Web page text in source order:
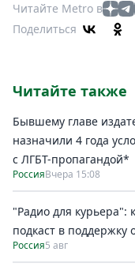
Читайте Metro в
Поделиться
Читайте также
Бывшему главе
назначили 4 года
с ЛГБТ-пропагандой*
РоссияВчера 15:08
"Радио для курьера":
подкаст в поддержку
Россия5 авг